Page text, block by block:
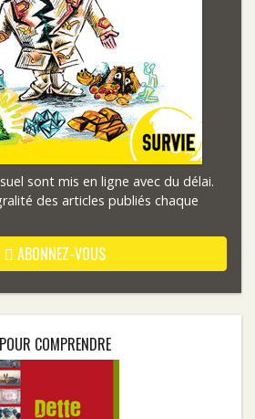
sont mis en ligne avec du délai.
des articles publiés chaque
ABONNEZ-VOUS
POUR COMPRENDRE